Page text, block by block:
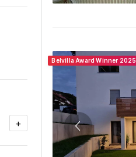
+
Belvilla Award Winner 2025